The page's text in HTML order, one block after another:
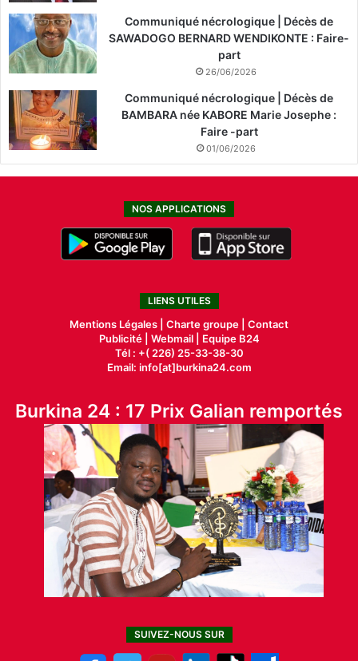
Communiqué nécrologique | Décès de
SAWADOGO BERNARD WENDIKONTE : Faire-
part
26/06/2026
Communiqué nécrologique | Décès de
BAMBARA née KABORE Marie Josephe :
Faire -part
01/06/2026
NOS APPLICATIONS
LIENS UTILES
Mentions Légales | Charte groupe | Contact
Publicité| Webmail |
Equipe B24
Tél : +( 226) 25-33-38-30
Email: info[at]burkina24.com
Burkina 24 : 17 Prix Galian remportés
SUIVEZ-NOUS SUR